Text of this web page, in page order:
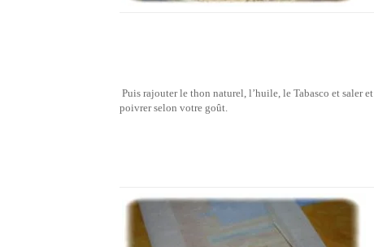
Puis rajouter le thon naturel, l’huile, le Tabasco et saler et
poivrer selon votre goût.